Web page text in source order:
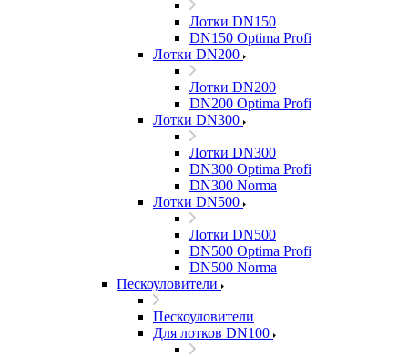
Лотки DN150
DN150 Optima Profi
Лотки DN200
Лотки DN200
DN200 Optima Profi
Лотки DN300
Лотки DN300
DN300 Optima Profi
DN300 Norma
Лотки DN500
Лотки DN500
DN500 Optima Profi
DN500 Norma
Пескоуловители
Пескоуловители
Для лотков DN100